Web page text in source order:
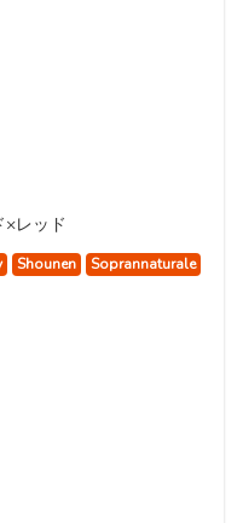
×レッド
Shounen Soprannaturale